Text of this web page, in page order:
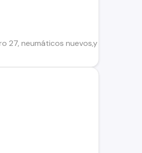
27, neumáticos nuevos,y con ajuste